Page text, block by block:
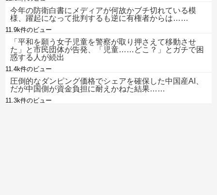
今年の防衛白書にメディアが何故かブチ切れている模
様、躍起になって批判するも逆に有権者からは……
11.9k件のビュー
「平和を願う女子児童を警察が取り押さえて移動させ
た」と市民団体が告発、「児童……どこ？」とガチで困
惑する人が続出
11.4k件のビュー
圧倒的なダンピング価格でシェアを確保した中国産AI、
だが中国側が資金負担に耐えかねた結果……
11.3k件のビュー